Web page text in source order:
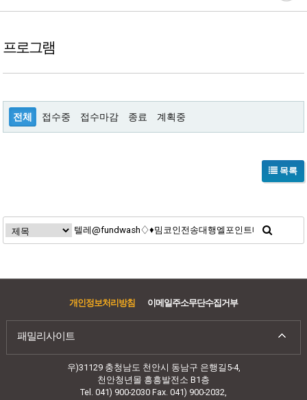
프로그램
전체 접수중 접수마감 종료 계획중
목록
개인정보처리방침 이메일주소무단수집거부
패밀리사이트
우)31129 충청남도 천안시 동남구 은행길5-4,
천안청년몰 흥흥발전소 B1층
Tel. 041) 900-2030 Fax. 041) 900-2032,